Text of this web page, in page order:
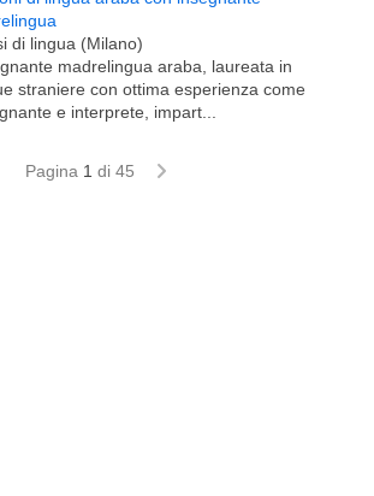
di lingua (Milano)
madrelingua araba, laureata in
straniere con ottima esperienza come
e interprete, impart...
Pagina 1 di 45